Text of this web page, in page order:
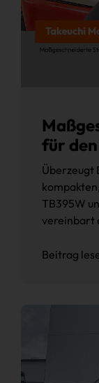
für den
Überzeugt
TB395W
vereinbart
Beitrag